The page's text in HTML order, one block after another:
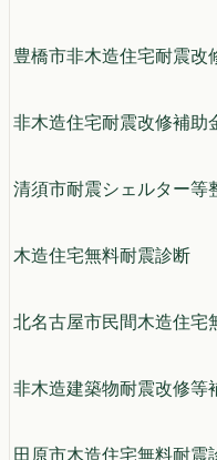
豊橋市非木造住宅耐震改
非木造住宅耐震改修補助
清須市耐震シェルター等
木造住宅無料耐震診断
北名古屋市民間木造住宅
非木造建築物耐震改修等
田原市木造住宅無料耐震